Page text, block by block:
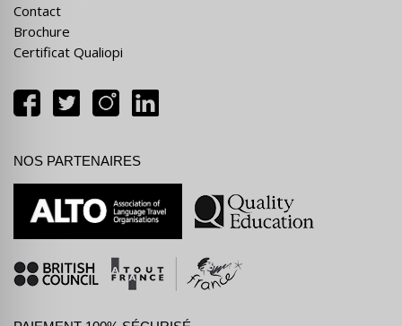
Contact
Brochure
Certificat Qualiopi
NOS PARTENAIRES